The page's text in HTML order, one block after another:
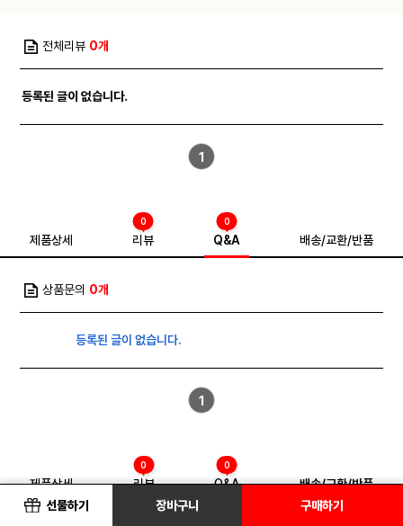
선물하기 장바구니 구매하기
전체리뷰 0개
등록된 글이 없습니다.
1
제품상세 리뷰
0
Q&A
0
배송/교환/반품
상품문의 0개
등록된 글이 없습니다.
1
제품상세 리뷰
0
Q&A
0
배송/교환/반품